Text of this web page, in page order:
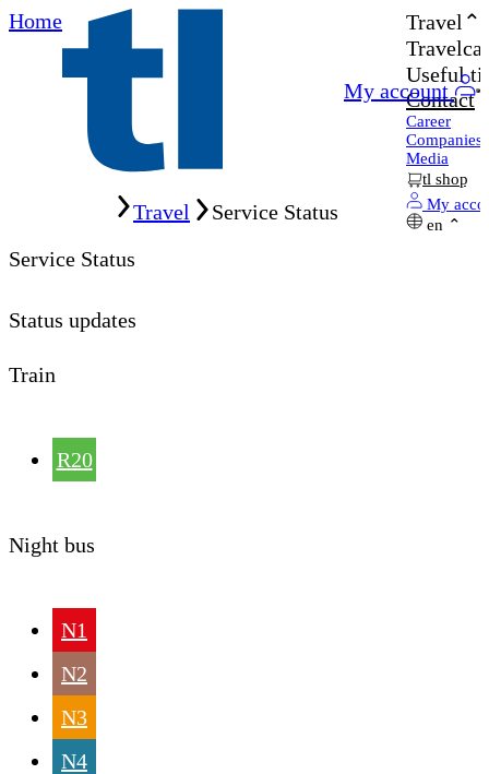
Home
My account
Travel
Useful
Contact
Career
Companies
Media
tl shop
My
en
Travel
Service Status
Service Status
Status updates
Train
R20
Night bus
N1
N2
N3
N4